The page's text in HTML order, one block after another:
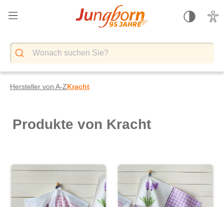
springen
Hersteller von A-ZKracht
Produkte von Kracht